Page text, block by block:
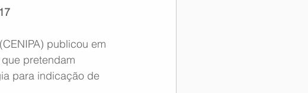
publicou em
pretendam
para indicação de